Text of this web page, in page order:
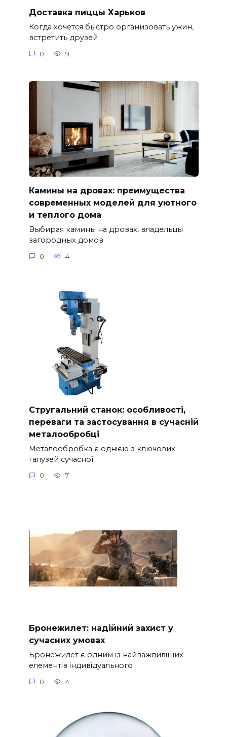
Доставка пиццы Харьков
Когда хочется быстро организовать ужин,
встретить друзей
0 9
Камины на дровах: преимущества
современных моделей для уютного
и теплого дома
Выбирая камины на дровах, владельцы
загородных домов
0 4
Стругальний станок: особливості,
переваги та застосування в сучасній
металообробці
Металообробка є однією з ключових
галузей сучасної
0 7
Бронежилет: надійний захист у
сучасних умовах
Бронежилет є одним із найважливіших
елементів індивідуального
0 4